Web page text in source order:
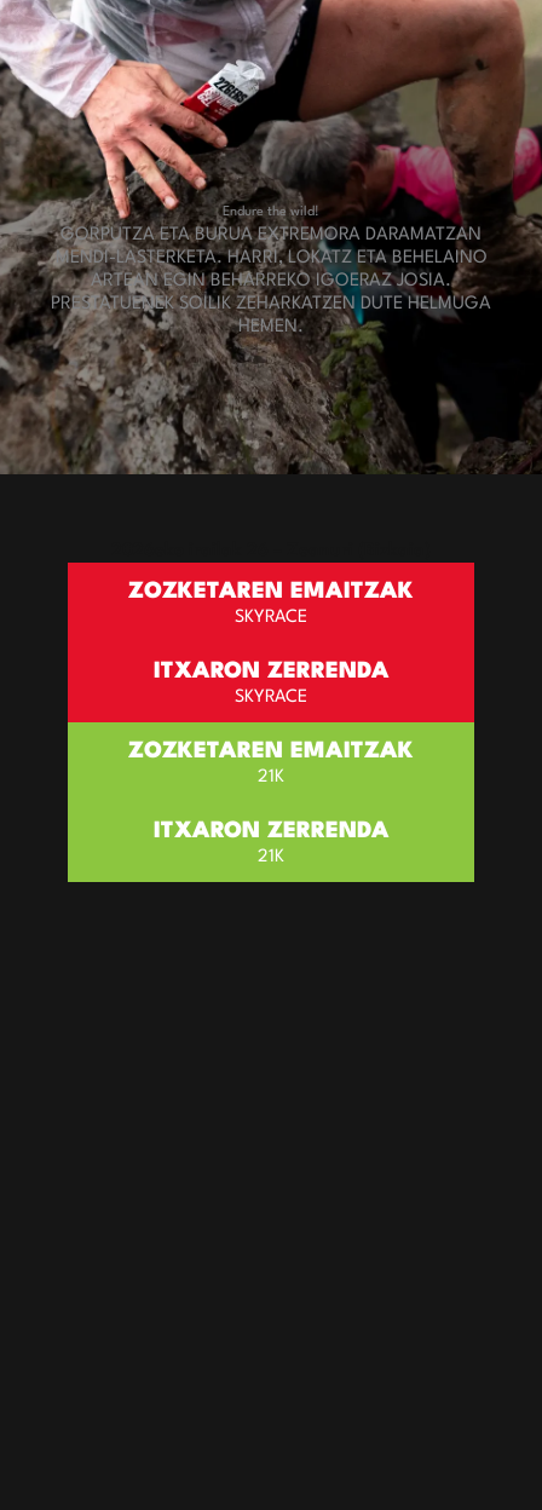
Endure the wild!
GORPUTZA ETA BURUA EXTREMORA DARAMATZAN
MENDI-LASTERKETA. HARRI, LOKATZ ETA BEHELAINO
ARTEAN EGIN BEHARREKO IGOERAZ JOSIA.
PRESTATUENEK SOILIK ZEHARKATZEN DUTE HELMUGA
HEMEN.
Zozketaren emaitzak
SKYRACE
ITXARON ZERRENDA
SKYRACE
Zozketaren emaitzak
21K
ITXARON ZERRENDA
21K